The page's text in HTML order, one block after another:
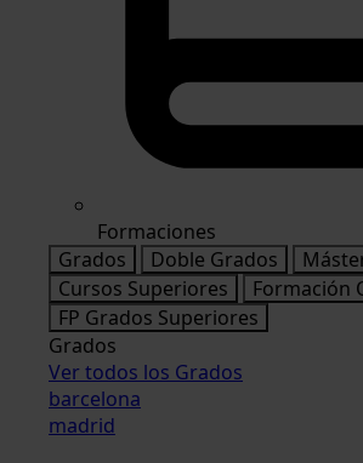
Formaciones
Grados
Doble Grados
Cursos Superiores
Formación
FP Grados Superiores
Grados
Ver todos los Grados
barcelona
madrid